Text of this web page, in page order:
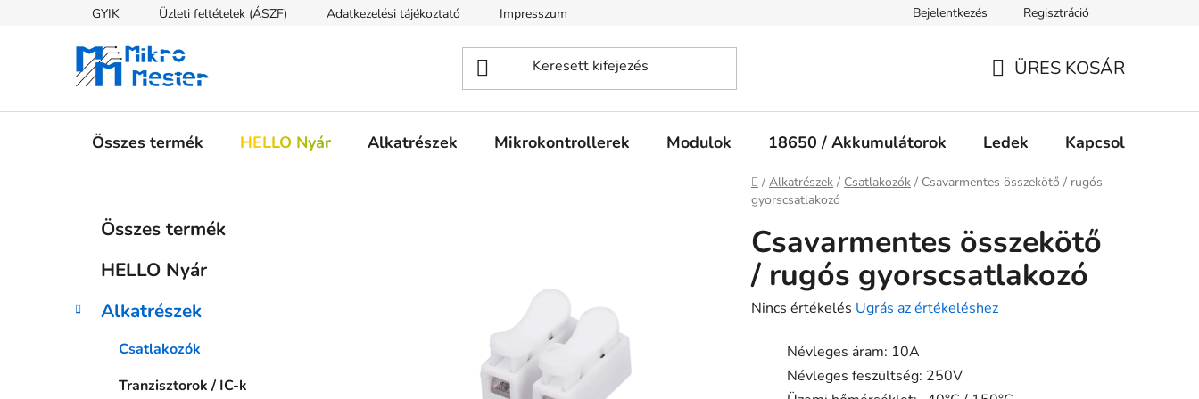
tartalomhoz
GYIK Üzleti feltételek (ÁSZF) Adatkezelési tájékoztató Impresszum Süti tájékoztató
Bejelentkezés Regisztráció
ÜRES KOSÁR
Összes termék HELLO Nyár Alkatrészek Mikrokontrollerek Modulok 18650 / Akkumulátorok Ledek Kapcsolók
Kezdőlap
/ Alkatrészek / Csatlakozók / Csavarmentes összekötő / rugós
gyorscsatlakozó
l
Kategóriák
átugrása
ó
Összes termék
HELLO Nyár
Alkatrészek
Csatlakozók
Tranzisztorok / IC-k
Csavarmentes összekötő
/ rugós gyorscsatlakozó
A
átlagos
értékelése
Nincs értékelés Ugrás az értékeléshez
Névleges áram: 10A
Névleges feszültség: 250V